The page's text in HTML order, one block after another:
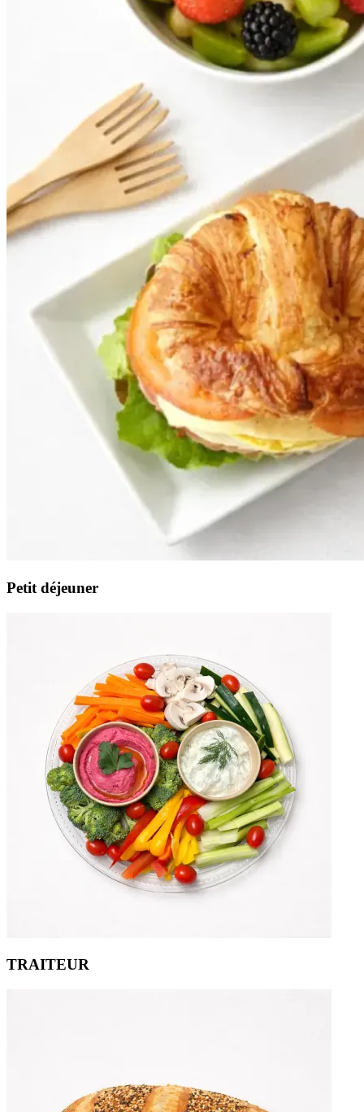
Petit déjeuner
TRAITEUR